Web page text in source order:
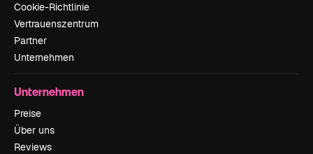
Cookie-Richtlinie
Vertrauenszentrum
Partner
Unternehmen
Unternehmen
Preise
Über uns
Reviews